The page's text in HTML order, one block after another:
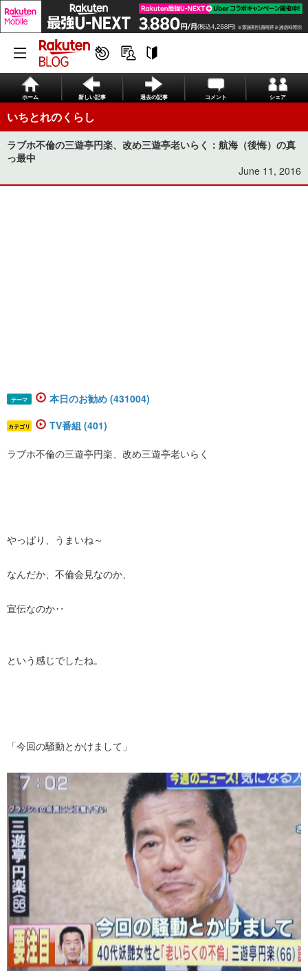
ホーム 新しい記事 過去の記事 コメント シェア
いちとれのくらし
ラブホ不倫の三遊亭円楽、改め三遊亭老いらく：航海（後悔）の真
っ最中
June 11, 2016
テーマ 本日のお勧め (431004)
カテゴリ TV番組 (401)
ラブホ不倫の三遊亭円楽、改め三遊亭老いらく
やっぱり、うまいね～
なんだか、不倫会見なのか、
宣伝なのか‥
という感じでしたね。
「今回の騒動とかけまして」